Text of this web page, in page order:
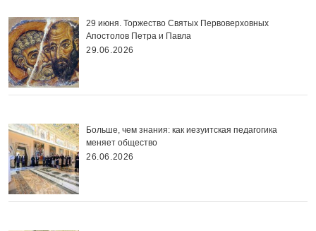
29 июня. Торжество Святых Первоверховных
Апостолов Петра и Павла
29.06.2026
Больше, чем знания: как иезуитская педагогика
меняет общество
26.06.2026